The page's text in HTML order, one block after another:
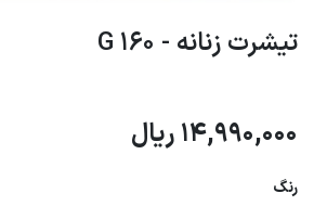
تیشرت زنانه - G 160
14,990,000 ریال
رنگ